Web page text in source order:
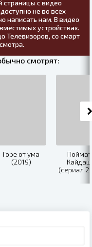
страницы с видео
не во всех
написать нам. В видео
устройствах.
Телевизоров, со смарт
смотрят:
Горе от ума
(2019)
(сериал